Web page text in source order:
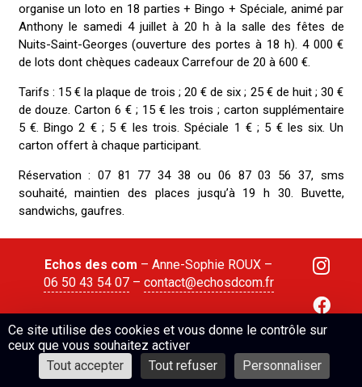
organise un loto en 18 parties + Bingo + Spéciale, animé par
Anthony le samedi 4 juillet à 20 h à la salle des fêtes de
Nuits-Saint-Georges (ouverture des portes à 18 h). 4 000 €
de lots dont chèques cadeaux Carrefour de 20 à 600 €.
Tarifs : 15 € la plaque de trois ; 20 € de six ; 25 € de huit ; 30 €
de douze. Carton 6 € ; 15 € les trois ; carton supplémentaire
5 €. Bingo 2 € ; 5 € les trois. Spéciale 1 € ; 5 € les six. Un
carton offert à chaque participant.
Réservation : 07 81 77 34 38 ou 06 87 03 56 37, sms
souhaité, maintien des places jusqu’à 19 h 30. Buvette,
sandwichs, gaufres.
Echos des com – Anne-Sophie ROUX –
06 50 43 54 07– contact@echosdcom.fr
Mentions légales
Ce site utilise des cookies et vous donne le contrôle sur
ceux que vous souhaitez activer
Tout accepter
Tout refuser Personnaliser